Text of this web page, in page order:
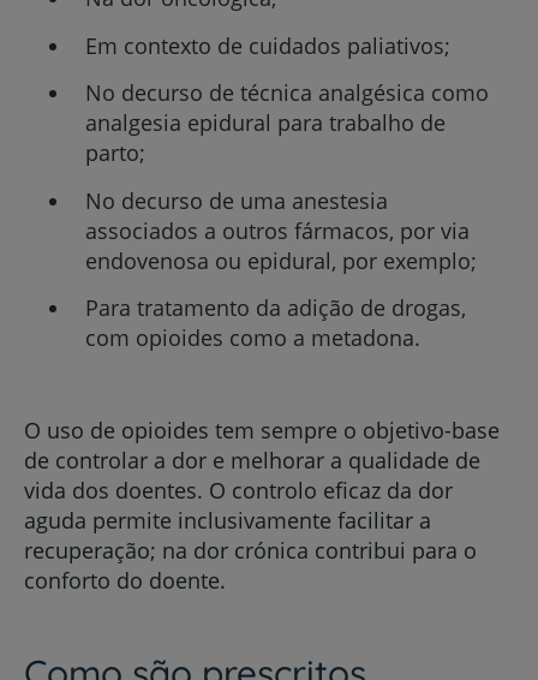
Em contexto de cuidados paliativos;
No decurso de técnica analgésica como
analgesia epidural para trabalho de
parto;
No decurso de uma anestesia
associados a outros fármacos, por via
endovenosa ou epidural, por exemplo;
Para tratamento da adição de drogas,
com opioides como a metadona.
O uso de opioides tem sempre o objetivo-base
de controlar a dor e melhorar a qualidade de
vida dos doentes. O controlo eficaz da dor
aguda permite inclusivamente facilitar a
recuperação; na dor crónica contribui para o
conforto do doente.